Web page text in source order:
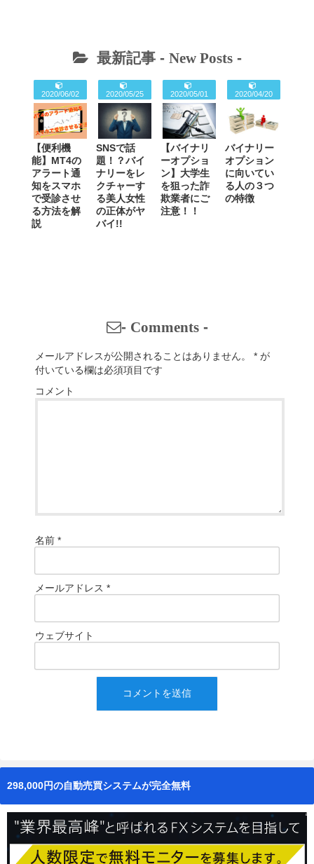
最新記事 - New Posts-
2020/06/02
【便利機
能】MT4の
アラート通
知をスマホ
で受診させ
る方法を解
説
2020/05/25
SNSで話
題！？バイ
ナリーをレ
クチャーす
る美人女性
の正体がヤ
バイ!!
2020/05/01
【バイナリ
ーオプショ
ン】大学生
を狙った詐
欺業者にご
注意！！
2020/04/20
バイナリー
オプション
に向いてい
る人の３つ
の特徴
- Comments-
メールアドレスが公開されることはありません。 * が
付いている欄は必須項目です
コメント
名前 *
メールアドレス *
ウェブサイト
298,000円の自動売買システムが完全無料